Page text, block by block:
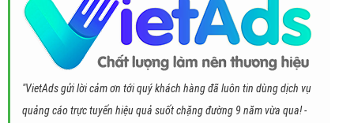
"VietAds gửi lời cảm ơn tới quý khách hàng đã luôn tin dùng dịch vụ
quảng cáo trực tuyến hiệu quả suốt chặng đường 9 năm vừa qua! -